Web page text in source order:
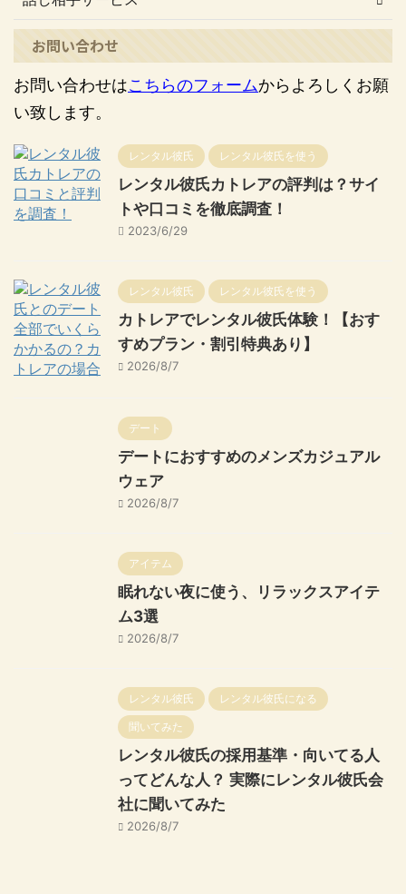
お問い合わせ
お問い合わせはこちらのフォームからよろしくお願
い致します。
レンタル彼氏 レンタル彼氏を使う
レンタル彼氏カトレアの評判は？サイ
トや口コミを徹底調査！
2023/6/29
レンタル彼氏 レンタル彼氏を使う
カトレアでレンタル彼氏体験！【おす
すめプラン・割引特典あり】
2026/8/7
デート
デートにおすすめのメンズカジュアル
ウェア
2026/8/7
アイテム
眠れない夜に使う、リラックスアイテ
ム3選
2026/8/7
レンタル彼氏 レンタル彼氏になる
聞いてみた
レンタル彼氏の採用基準・向いてる人
ってどんな人？ 実際にレンタル彼氏会
社に聞いてみた
2026/8/7